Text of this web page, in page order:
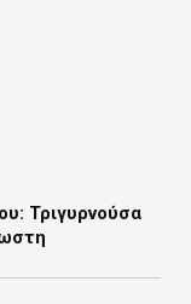
Τριγυρνούσα